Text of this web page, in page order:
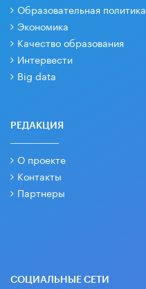
Образовательная политика
Экономика
Качество образования
Интервести
Big data
РЕДАКЦИЯ
О проекте
Контакты
Партнеры
СОЦИАЛЬНЫЕ СЕТИ